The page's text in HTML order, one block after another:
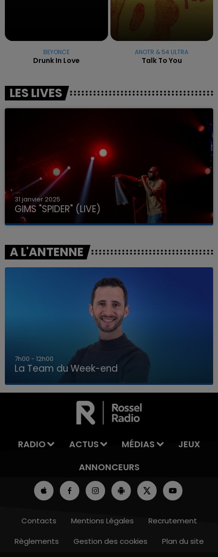
LA TEAM DU WEEK-END
BEYONCE
Drunk In Love
ANOTR & 54 ULTRA
Talk To You
LES LIVES
31 janvier 2025
GIMS "SPIDER" (LIVE)
A L'ANTENNE
7h00 - 12h00
La Team du Week-end
RADIO ACTUS MÉDIAS
JEUX
ANNONCEURS
Contacts Mentions Légales
Recrutement
Règlements
Gestion des cookies Plan du site